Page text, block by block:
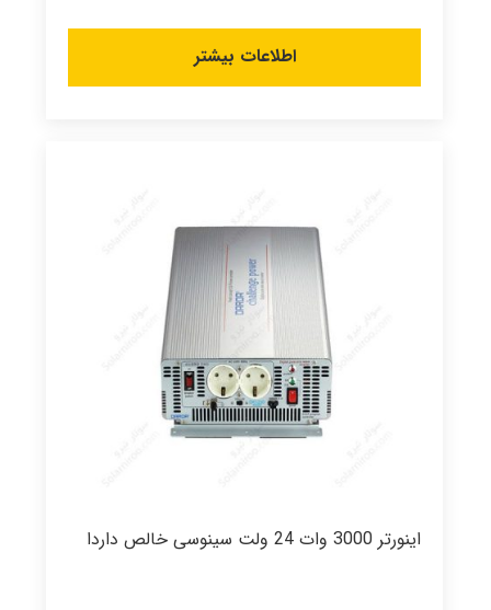
اطلاعات بیشتر
اینورتر 3000 وات 24 ولت سینوسی خالص داردا